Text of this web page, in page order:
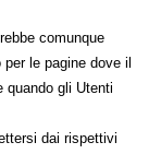
comunque
le pagine dove il
quando gli Utenti
dai rispettivi